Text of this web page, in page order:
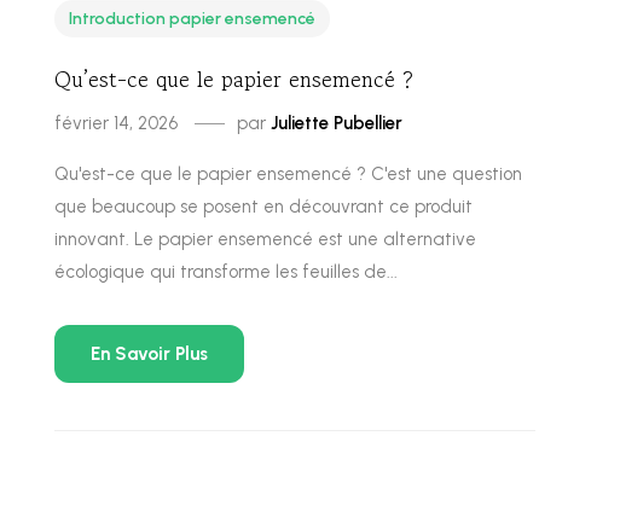
Introduction papier ensemencé
Qu’est-ce que le papier ensemencé ?
février 14, 2026 par Juliette Pubellier
Qu'est-ce que le papier ensemencé ? C'est une question
que beaucoup se posent en découvrant ce produit
innovant. Le papier ensemencé est une alternative
écologique qui transforme les feuilles de...
En Savoir Plus